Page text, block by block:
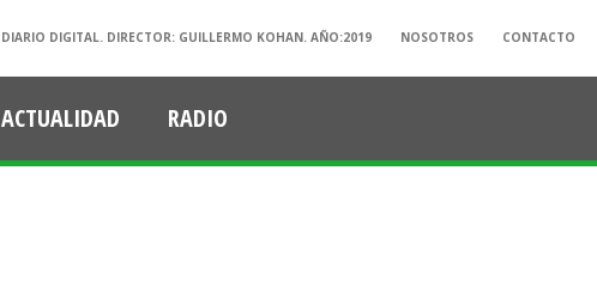
DIARIO DIGITAL. DIRECTOR: GUILLERMO KOHAN. AÑO:2019 NOSOTROS CONTACTO
ACTUALIDAD RADIO